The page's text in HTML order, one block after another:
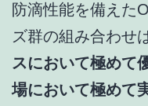
防滴性能を備えた
ズ群の組み合わせ
スにおいて極めて
場において極めて